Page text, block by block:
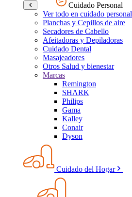
Cuidado Personal
Ver todo en cuidado personal
Planchas y Cepillos de aire
Secadores de Cabello
Afeitadoras y Depiladoras
Cuidado Dental
Masajeadores
Otros Salud y bienestar
Marcas
Remington
SHARK
Philips
Gama
Kalley
Conair
Dyson
Cuidado del Hogar